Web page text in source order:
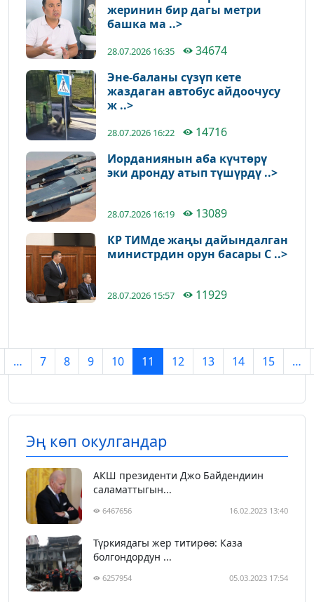
жеринин бир дагы метри
башка ма ..>
28.07.2026 16:35
34674
Эне-баланы сүзүп кете
жаздаган автобус айдоочусу
ж ..>
28.07.2026 16:22
14716
Иорданиянын аба күчтөрү
эки дронду атып түшүрдү ..>
28.07.2026 16:19
13089
КР ТИМде жаңы дайындалган
министрдин орун басары С ..>
28.07.2026 15:57 11929
… 7 8 9 10 11 12 13 14 15 …
Эң көп окулгандар
АКШ президенти Джо Байдендиин
саламаттыгын...
6467656 16.02.2023 13:40
Түркиядагы жер титирөө: Каза
болгондордун ...
6257954 05.03.2023 17:54